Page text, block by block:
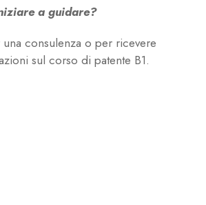
a guidare?
consulenza o per ricevere
sul corso di patente B1.